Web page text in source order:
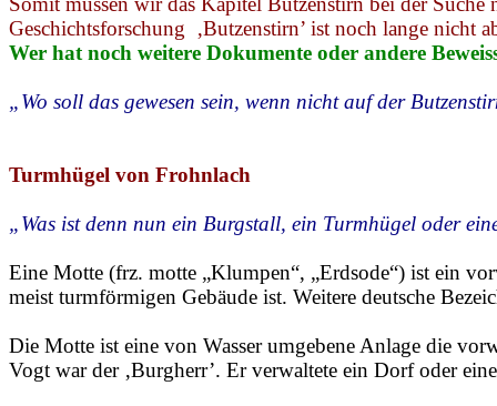
Geschichtsforschung
‚Butzenstirn’ ist noch lange nicht
Wer hat noch weitere Dokumente oder andere
„Wo soll das gewesen sein, wenn nicht auf der
Turmhügel von Frohnlach
„Was ist denn nun ein Burgstall, ein Turmhügel oder
Eine Motte (frz. motte „Klumpen“, „Erdsode“) ist ein
meist turmförmigen Gebäude ist. Weitere deutsche
Die Motte ist eine von Wasser umgebene Anlage die
Vogt war der ‚Burgherr’. Er verwaltete ein Dorf oder